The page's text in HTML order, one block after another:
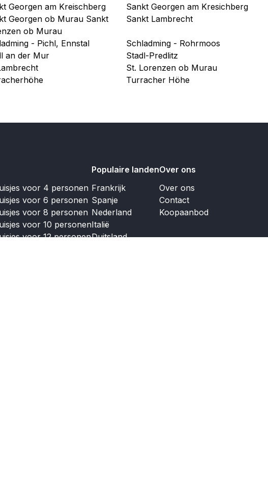
Georgen am Kreischberg Sankt Georgen am Kresichberg
Georgen ob Murau Sankt
ob Murau
Sankt Lambrecht
- Pichl, Ennstal Schladming - Rohrmoos
an der Mur Stadl-Predlitz
St. Lorenzen ob Murau
Turracher Höhe
voor 4 personen
voor 6 personen
voor 8 personen
voor 10 personen
voor 12 personen
Populaire landen
Frankrijk
Spanje
Nederland
Italië
Duitsland
Over ons
Over ons
Contact
Koopaanbod